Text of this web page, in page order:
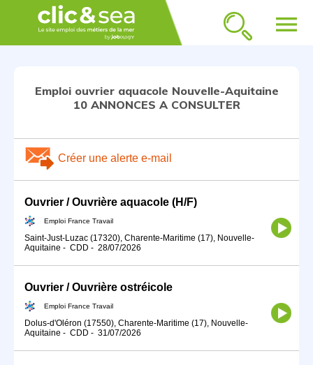
menu
Emploi ouvrier aquacole Nouvelle-Aquitaine
10 ANNONCES A CONSULTER
Créer une alerte e-mail
Ouvrier / Ouvrière aquacole (H/F)
Emploi France Travail
Saint-Just-Luzac (17320), Charente-Maritime (17), Nouvelle-
Aquitaine - CDD - 28/07/2026
Ouvrier / Ouvrière ostréicole
Emploi France Travail
Dolus-d'Oléron (17550), Charente-Maritime (17), Nouvelle-
Aquitaine - CDD - 31/07/2026